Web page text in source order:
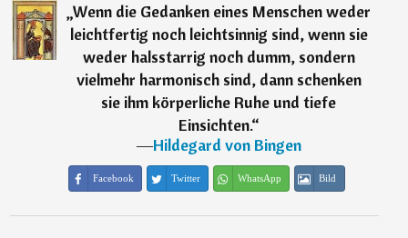
„Wenn die Gedanken eines Menschen weder
leichtfertig noch leichtsinnig sind, wenn sie
weder halsstarrig noch dumm, sondern
vielmehr harmonisch sind, dann schenken
sie ihm körperliche Ruhe und tiefe
Einsichten.“
―Hildegard von Bingen
Facebook Twitter WhatsApp Bild